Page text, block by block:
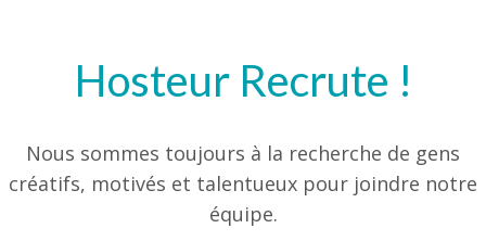
Hosteur Recrute !
Nous sommes toujours à la recherche de gens
créatifs, motivés et talentueux pour joindre notre
équipe.